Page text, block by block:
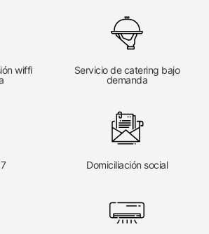
wiffi
Servicio de catering bajo
demanda
Domiciliación social